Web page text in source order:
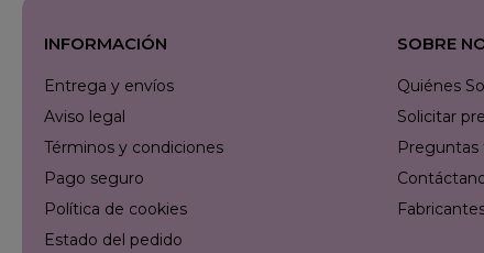
INFORMACIÓN
Entrega y envíos
Aviso legal
Términos y condiciones
Pago seguro
Política de cookies
Estado del pedido
SOBRE
Quiénes
Solicitar